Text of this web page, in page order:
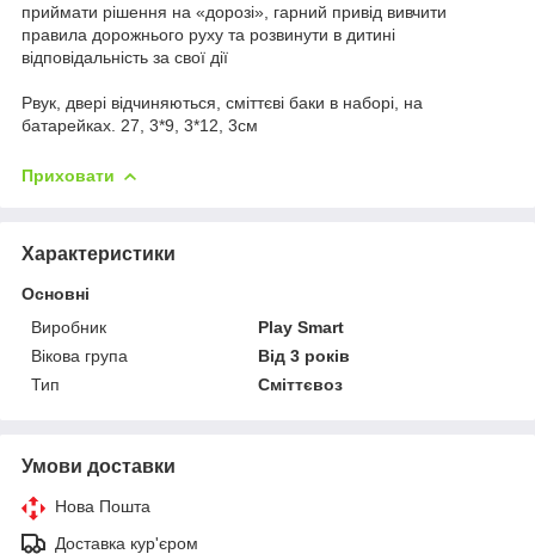
приймати рішення на «дорозі», гарний привід вивчити
правила дорожнього руху та розвинути в дитині
відповідальність за свої дії
Pвук, двері відчиняються, сміттєві баки в наборі, на
батарейках. 27, 3*9, 3*12, 3см
Приховати
Характеристики
Основні
Виробник
Play Smart
Вікова група
Від 3 років
Тип
Сміттєвоз
Умови доставки
Нова Пошта
Доставка кур'єром